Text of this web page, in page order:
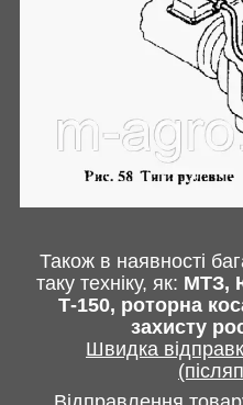
Також в наявності
таку техніку, як: МТЗ,
Т-150, роторна
захисту
Швидка